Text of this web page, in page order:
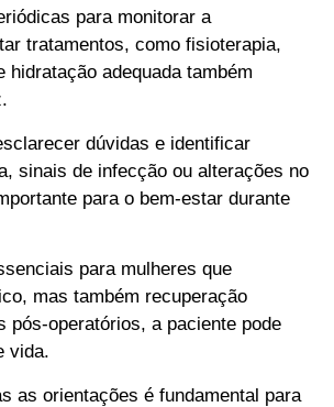
para monitorar a
tratamentos, como fisioterapia,
hidratação adequada também
dúvidas e identificar
sinais de infecção ou alterações no
para o bem-estar durante
para mulheres que
mas também recuperação
pós-operatórios, a paciente pode
vida.
as orientações é fundamental para